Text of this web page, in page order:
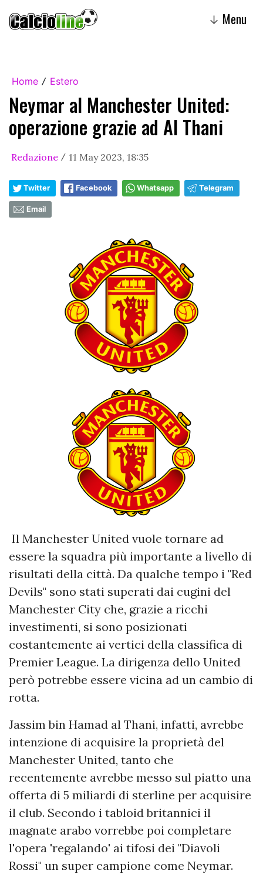
↓ Menu
Home / Estero
Neymar al Manchester United:
operazione grazie ad Al Thani
Redazione / 11 May 2023, 18:35
Twitter Facebook Whatsapp Telegram
Email
Il Manchester United vuole tornare ad
essere la squadra più importante a livello di
risultati della città. Da qualche tempo i "Red
Devils" sono stati superati dai cugini del
Manchester City che, grazie a ricchi
investimenti, si sono posizionati
costantemente ai vertici della classifica di
Premier League. La dirigenza dello United
però potrebbe essere vicina ad un cambio di
rotta.
Jassim bin Hamad al Thani, infatti, avrebbe
intenzione di acquisire la proprietà del
Manchester United, tanto che
recentemente avrebbe messo sul piatto una
offerta di 5 miliardi di sterline per acquisire
il club. Secondo i tabloid britannici il
magnate arabo vorrebbe poi completare
l'opera 'regalando' ai tifosi dei "Diavoli
Rossi" un super campione come Neymar.